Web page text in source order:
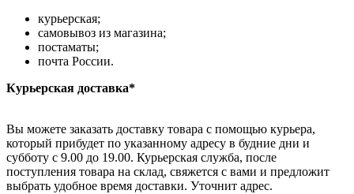
курьерская;
самовывоз из магазина;
постаматы;
почта России.
Курьерская доставка*
Вы можете заказать доставку товара с помощью курьера,
который прибудет по указанному адресу в будние дни и
субботу с 9.00 до 19.00. Курьерская служба, после
поступления товара на склад, свяжется с вами и предложит
выбрать удобное время доставки. Уточнит адрес.